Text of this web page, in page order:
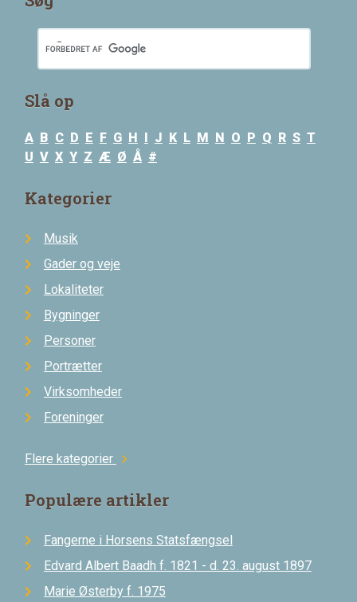
Slå op
A B C D E F G H I J K L M N O P Q R S T
U V X Y Z Æ Ø Å #
Kategorier
Musik
Gader og veje
Lokaliteter
Bygninger
Personer
Portrætter
Virksomheder
Foreninger
Flere kategorier chevron_right
Populære artikler
Fangerne i Horsens Statsfængsel
Edvard Albert Baadh f. 1821 - d. 23. august 1897
Marie Østerby f. 1975